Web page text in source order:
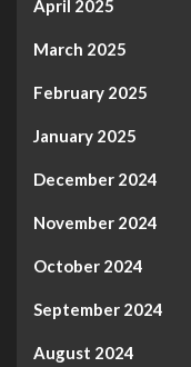
April 2025
March 2025
February 2025
January 2025
December 2024
November 2024
October 2024
September 2024
August 2024